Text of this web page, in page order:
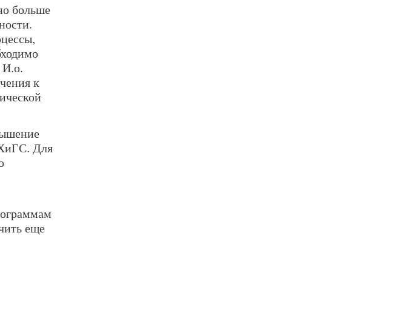
больше
И.о.
к
Для
еще